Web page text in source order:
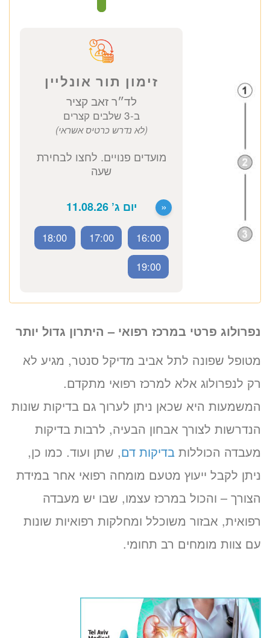
ד״ר זאב קציר
נפרולוג בכיר
כתובת מרפאה: קויפמן 6 תל אביב
ייעוץ נפרולוג
1660 ₪
לזימון תור טלפוני התקשרו
זימון תור אונליין
לד״ר זאב קציר
(לא נדרש כרטיס אשראי)
מועדים פנויים. לחצו לבחירת
שעה
« יום ג’ 11.08.26
נפרולוג פרטי במרכז רפואי – היתרון גדול יותר
מטופל שפונה לתל אביב מדיקל סנטר, מגיע לא
רק לנפרולוג אלא למרכז רפואי מתקדם.
המשמעות היא שכאן ניתן לערוך גם בדיקות שונות
הנדרשות לצורך אבחון הבעיה, לרבות בדיקות
מעבדה הכוללות בדיקות דם, שתן ועוד. כמו כן,
ניתן לקבל ייעוץ מטעם מומחה רפואי אחר במידת
הצורך – והכול במרכז עצמו, שבו יש מעבדה
רפואית, אבזור משוכלל ומחלקות רפואיות שונות
עם צוות מומחים רב תחומי.